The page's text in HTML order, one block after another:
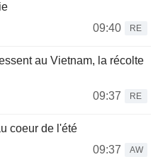
09:40
RE
au Vietnam, la récolte
09:37
RE
coeur de l'été
09:37
AW